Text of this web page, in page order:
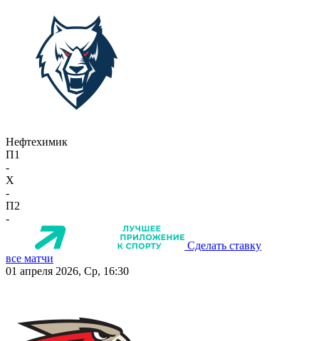
Нефтехимик
П1
-
X
-
П2
-
Сделать ставку
все матчи
01 апреля 2026, Ср, 16:30